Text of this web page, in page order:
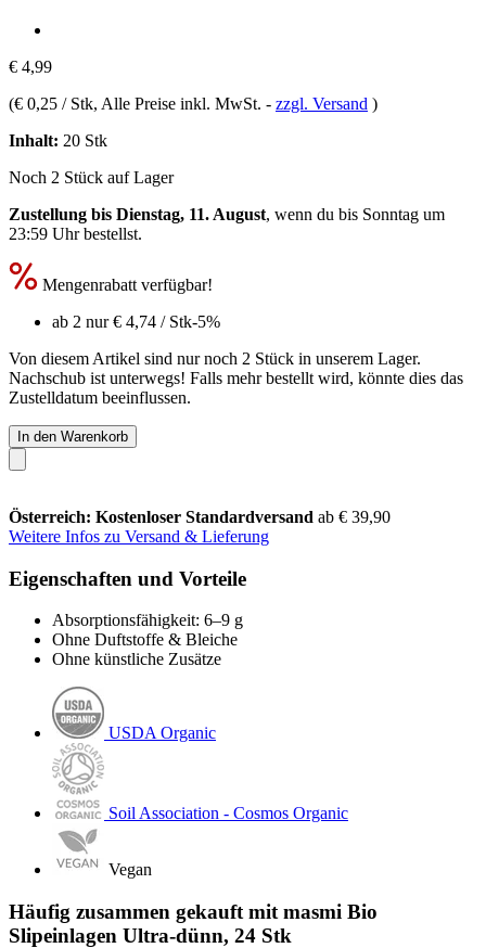
€ 4,99
(€ 0,25 / Stk, Alle Preise inkl. MwSt. - zzgl. Versand )
Inhalt: 20 Stk
Noch 2 Stück auf Lager
Zustellung bis Dienstag, 11. August, wenn du bis Sonntag um
23:59 Uhrbestellst.
Mengenrabatt verfügbar!
ab 2 nur€ 4,74 / Stk-5%
Von diesem Artikel sind nur noch 2 Stück in unserem Lager.
Nachschub ist unterwegs! Falls mehr bestellt wird, könnte dies das
Zustelldatum beeinflussen.
In den Warenkorb
Österreich: Kostenloser Standardversand ab € 39,90
Weitere Infos zu Versand & Lieferung
Eigenschaften und Vorteile
Absorptionsfähigkeit: 6–9 g
Ohne Duftstoffe & Bleiche
Ohne künstliche Zusätze
USDA Organic
Soil Association - Cosmos Organic
Vegan
Häufig zusammen gekauft mit masmi Bio
Slipeinlagen Ultra-dünn, 24 Stk